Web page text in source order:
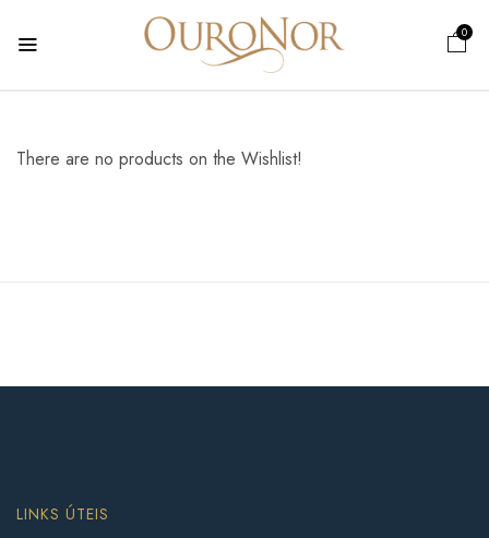
0
There are no products on the Wishlist!
LINKS ÚTEIS